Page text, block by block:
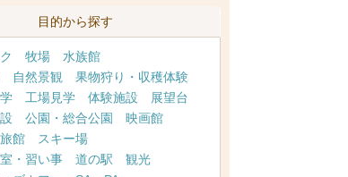
目的から探す
牧場
水族館
自然景観
果物狩り・収穫体験
工場見学 体験施設
展望台
公園・総合公園
映画館
館
スキー場
・習い事 道の駅
観光